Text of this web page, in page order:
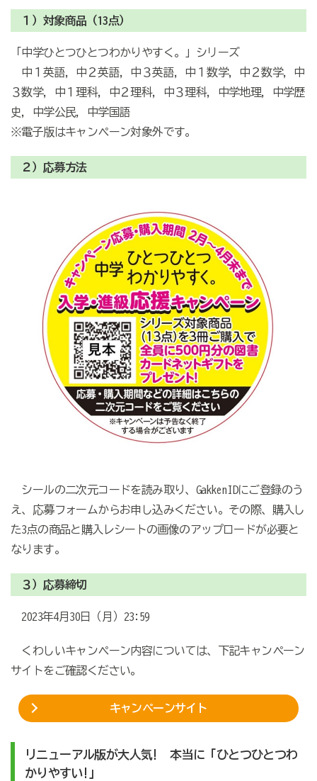
１）対象商品（13点）
「中学ひとつひとつわかりやすく。」シリーズ
中１英語，中２英語，中３英語，中１数学，中２数学，中
３数学，中１理科，中２理科，中３理科，中学地理，中学歴
史，中学公民，中学国語
※電子版はキャンペーン対象外です。
２）応募方法
シールの二次元コードを読み取り、GakkenIDにご登録のう
え、応募フォームからお申し込みください。その際、購入し
た3点の商品と購入レシートの画像のアップロードが必要と
なります。
３）応募締切
2023年4月30日（月）23:59
くわしいキャンペーン内容については、下記キャンペーン
サイトをご確認ください。
キャンペーンサイト
リニューアル版が大人気! 本当に「ひとつひとつわ
かりやすい!」